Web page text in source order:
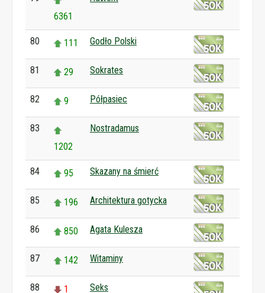
6361
80 111 Godło Polski
81 29 Sokrates
82 9 Półpasiec
83
1202
Nostradamus
84 95 Skazany na śmierć
85 196 Architektura gotycka
86 850 Agata Kulesza
87 142 Witaminy
88 1 Seks